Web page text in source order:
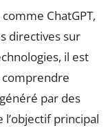
comme ChatGPT,
directives sur
il est
comprendre
par des
l’objectif principal